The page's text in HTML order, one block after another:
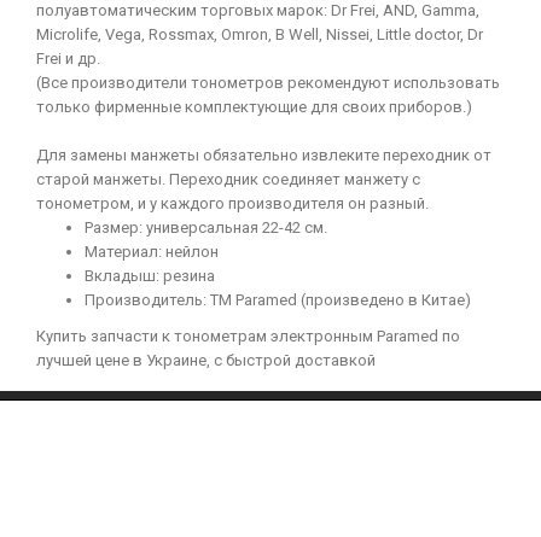
полуавтоматическим торговых марок: Dr Frei, AND, Gamma,
Microlife, Vega, Rossmax, Omron, B Well, Nissei, Little doctor, Dr
Frei и др.
(Все производители тонометров рекомендуют использовать
только фирменные комплектующие для своих приборов.)
Для замены манжеты обязательно извлеките переходник от
старой манжеты. Переходник соединяет манжету с
тонометром, и у каждого производителя он разный.
Размер: универсальная 22-42 см.
Материал: нейлон
Вкладыш: резина
Производитель: ТМ Paramed (произведено в Китае)
Купить запчасти к тонометрам электронным Paramed по
лучшей цене в Украине, с быстрой доставкой